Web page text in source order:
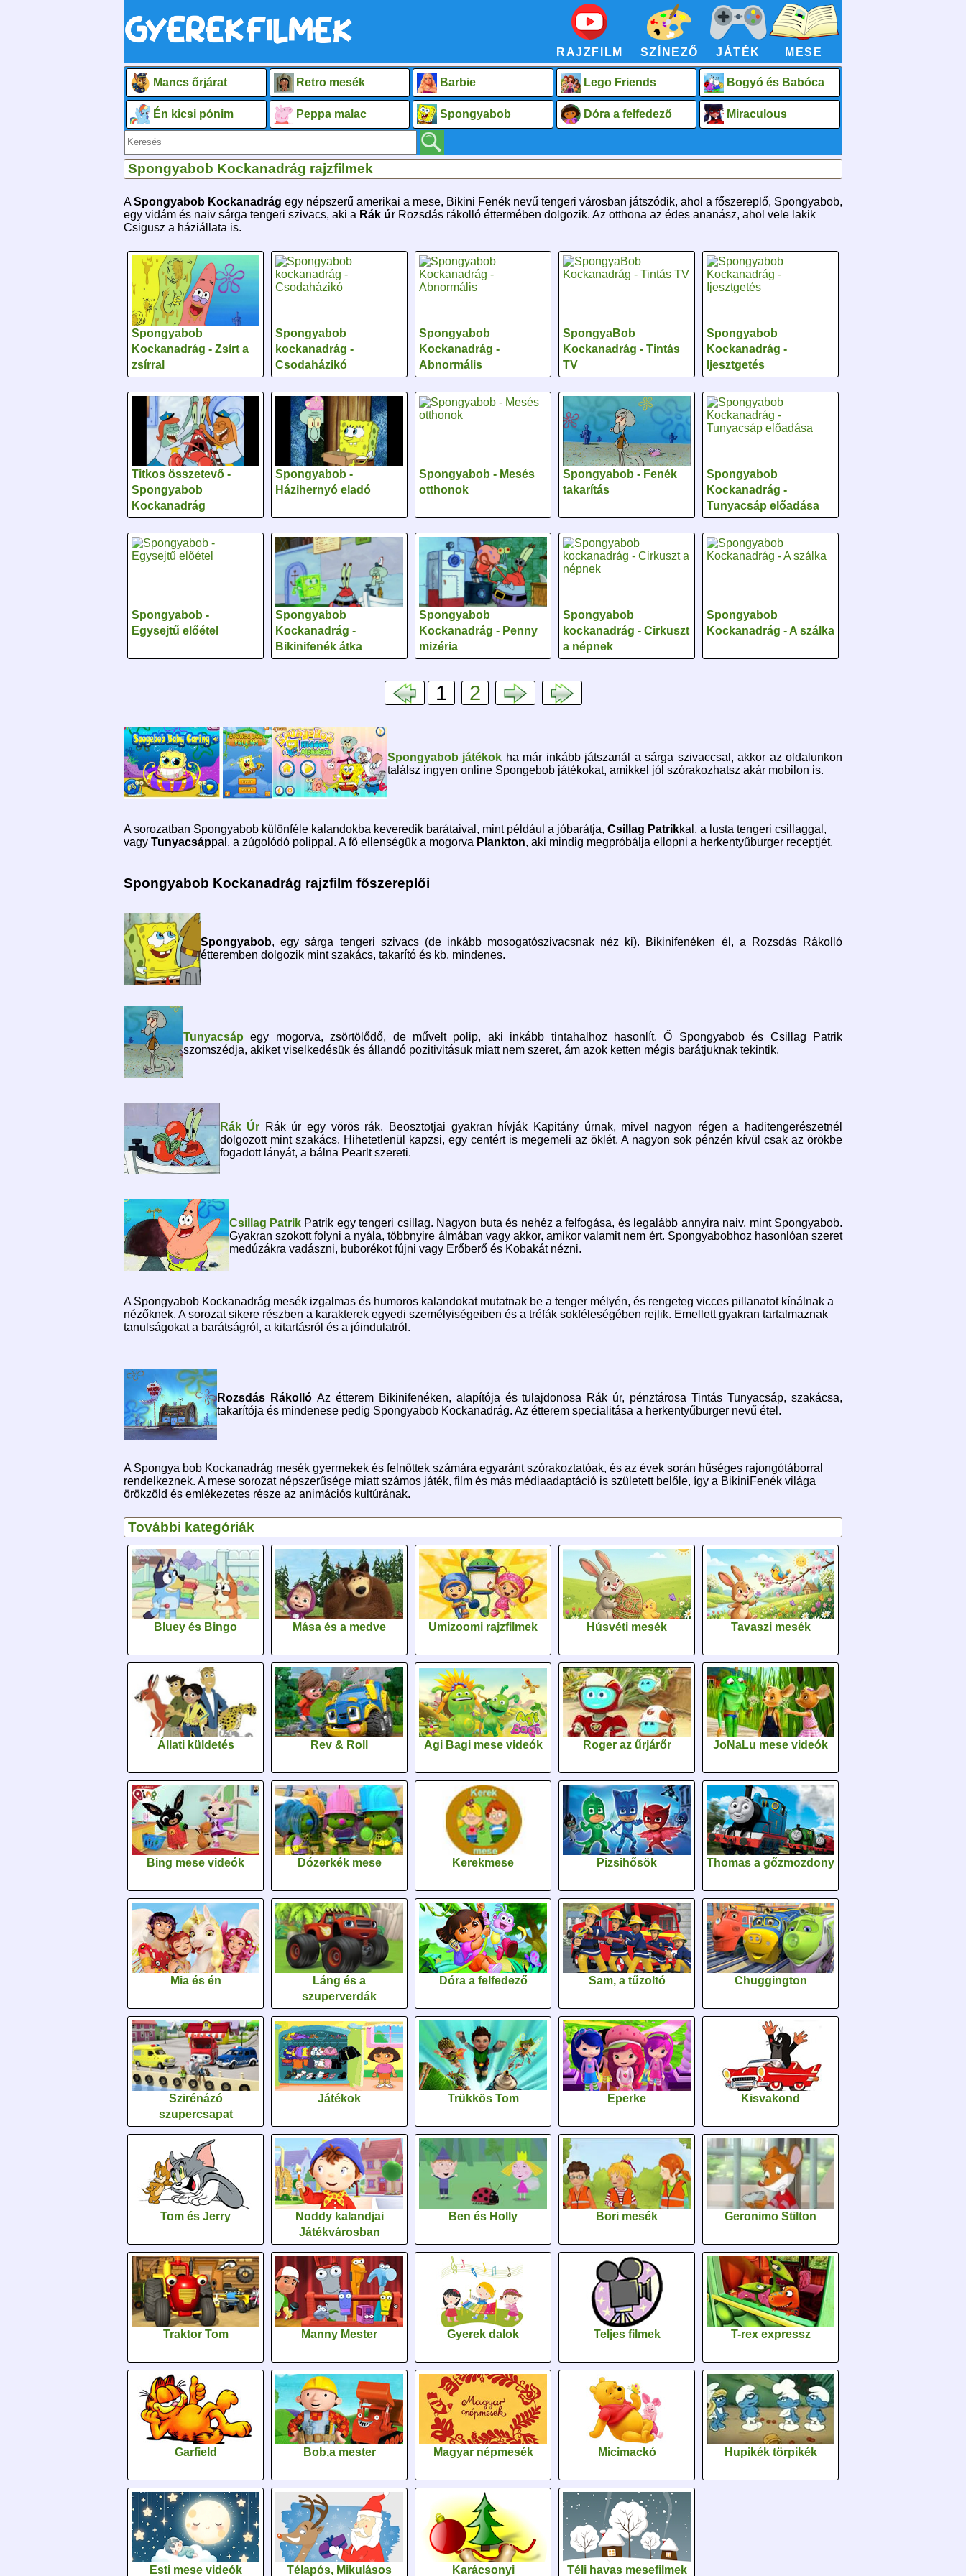
RAJZFILM SZÍNEZŐ JÁTÉK MESE
Mancs őrjárat Retro mesék Barbie Lego Friends Bogyó és Babóca
Én kicsi pónim Peppa malac Spongyabob Dóra a felfedező Miraculous
Spongyabob Kockanadrág rajzfilmek
ASpongyabob Kockanadrág egy népszerű amerikai a mese, Bikini Fenék nevű tengeri városban játszódik, ahol a főszereplő, Spongyabob,
egy vidám és naiv sárga tengeri szivacs, aki a Rák úr Rozsdás rákolló éttermében dolgozik. Az otthona az édes ananász, ahol vele lakik
Csigusz a háziállata is.
Spongyabob
Kockanadrág - Zsírt a
zsírral
Spongyabob
kockanadrág -
Csodaházikó
Spongyabob
Kockanadrág -
Abnormális
SpongyaBob
Kockanadrág - Tintás
TV
Spongyabob
Kockanadrág -
Ijesztgetés
Titkos összetevő -
Spongyabob
Kockanadrág
Spongyabob -
Házihernyó eladó
Spongyabob - Mesés
otthonok
Spongyabob - Fenék
takarítás
Spongyabob
Kockanadrág -
Tunyacsáp előadása
Spongyabob -
Egysejtű előétel
Spongyabob
Kockanadrág -
Bikinifenék átka
Spongyabob
Kockanadrág - Penny
mizéria
Spongyabob
kockanadrág - Cirkuszt
a népnek
Spongyabob
Kockanadrág - A szálka
1 2
Spongyabob játékok ha már inkább játszanál a sárga szivaccsal, akkor az oldalunkon
találsz ingyen online Spongebob játékokat, amikkel jól szórakozhatsz akár mobilon is.
A sorozatban Spongyabob különféle kalandokba keveredik barátaival, mint például a jóbarátja, Csillag Patrikkal, a lusta tengeri csillaggal,
vagy Tunyacsáppal, a zúgolódó polippal. A fő ellenségük a mogorva Plankton, aki mindig megpróbálja ellopni a herkentyűburger receptjét.
Spongyabob Kockanadrág rajzfilm főszereplői
Spongyabob, egy sárga tengeri szivacs (de inkább mosogatószivacsnak néz ki). Bikinifenéken él, a Rozsdás Rákolló
étteremben dolgozik mint szakács, takarító és kb. mindenes.
Tunyacsáp
egy mogorva, zsörtölődő, de művelt polip, aki inkább tintahalhoz hasonlít. Ő Spongyabob és Csillag Patrik
szomszédja, akiket viselkedésük és állandó pozitivitásuk miatt nem szeret, ám azok ketten mégis barátjuknak tekintik.
Rák Úr Rák úr egy vörös rák. Beosztotjai gyakran hívják Kapitány úrnak, mivel nagyon régen a haditengerészetnél
dolgozott mint szakács. Hihetetlenül kapzsi, egy centért is megemeli az öklét. A nagyon sok pénzén kívül csak az örökbe
fogadott lányát, a bálna Pearlt szereti.
Csillag Patrik Patrik egy tengeri csillag. Nagyon buta és nehéz a felfogása, és legalább annyira naiv, mint Spongyabob.
Gyakran szokott folyni a nyála, többnyire álmában vagy akkor, amikor valamit nem ért. Spongyabobhoz hasonlóan szeret
medúzákra vadászni, buborékot fújni vagy Erőberő és Kobakát nézni.
A Spongyabob Kockanadrág mesék izgalmas és humoros kalandokat mutatnak be a tenger mélyén, és rengeteg vicces pillanatot kínálnak a
nézőknek. A sorozat sikere részben a karakterek egyedi személyiségeiben és a tréfák sokféleségében rejlik. Emellett gyakran tartalmaznak
tanulságokat a barátságról, a kitartásról és a jóindulatról.
Rozsdás Rákolló Az étterem Bikinifenéken, alapítója és tulajdonosa Rák úr, pénztárosa Tintás Tunyacsáp, szakácsa,
takarítója és mindenese pedig Spongyabob Kockanadrág. Az étterem specialitása a herkentyűburger nevű étel.
A Spongya bob Kockanadrág mesék gyermekek és felnőttek számára egyaránt szórakoztatóak, és az évek során hűséges rajongótáborral
rendelkeznek. A mese sorozat népszerűsége miatt számos játék, film és más médiaadaptáció is született belőle, így a BikiniFenék világa
örökzöld és emlékezetes része az animációs kultúrának.
További kategóriák
Bluey és Bingo Mása és a medve Umizoomi rajzfilmek Húsvéti mesék Tavaszi mesék
Állati küldetés Rev & Roll Agi Bagi mese videók Roger az űrjárőr JoNaLu mese videók
Bing mese videók Dózerkék mese Kerekmese Pizsihősök Thomas a gőzmozdony
Mia és én
Láng és a
szuperverdák
Dóra a felfedező Sam, a tűzoltó Chuggington
Szirénázó
szupercsapat
Játékok Trükkös Tom Eperke Kisvakond
Tom és Jerry
Noddy kalandjai
Játékvárosban
Ben és Holly Bori mesék Geronimo Stilton
Traktor Tom Manny Mester Gyerek dalok Teljes filmek T-rex expressz
Garfield Bob,a mester Magyar népmesék Micimackó Hupikék törpikék
Esti mese videók Télapós, Mikulásos Karácsonyi Téli havas mesefilmek